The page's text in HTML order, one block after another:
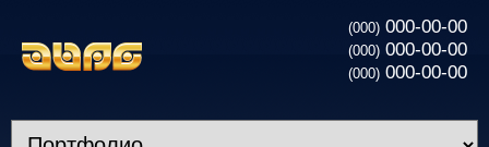
(000) 000-00-00
(000) 000-00-00
(000) 000-00-00